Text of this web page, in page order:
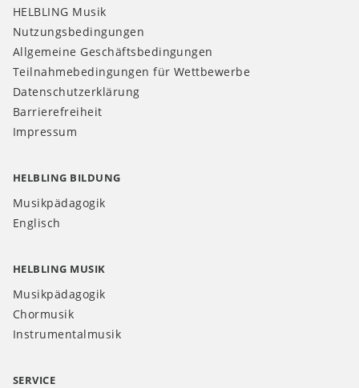
HELBLING Musik
Nutzungsbedingungen
Allgemeine Geschäftsbedingungen
Teilnahmebedingungen für Wettbewerbe
Datenschutzerklärung
Barrierefreiheit
Impressum
HELBLING BILDUNG
Musikpädagogik
Englisch
HELBLING MUSIK
Musikpädagogik
Chormusik
Instrumentalmusik
SERVICE